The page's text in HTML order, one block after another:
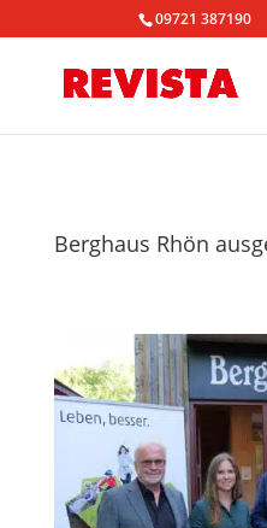
09721 387190
Berghaus Rhön